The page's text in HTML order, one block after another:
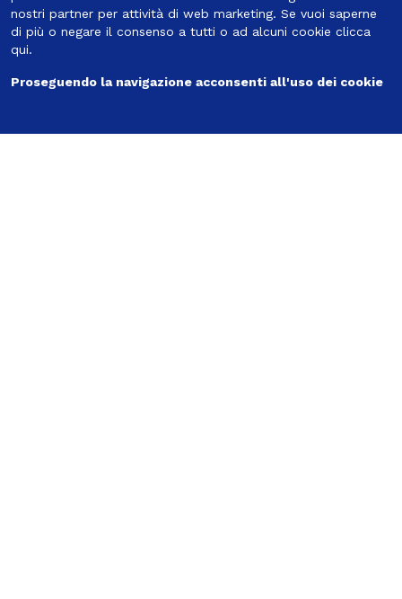
Seguici
nostri partner per attività di web marketing. Se vuoi saperne
di più o negare il consenso a tutti o ad alcuni cookie clicca
qui.
Proseguendo la navigazione acconsenti all'uso dei cookie